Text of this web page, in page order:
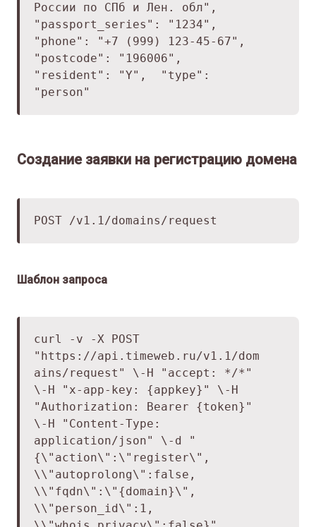
России по СПб и Лен. обл",
"passport_series": "1234",
"phone": "+7 (999) 123-45-67",
"postcode": "196006",
"resident": "Y",
"type":
"person"
Создание заявки на регистрацию домена
POST /v1.1/domains/request
Шаблон запроса
curl -v -X POST
" https://api.timeweb.ru/v1.1/dom
ains/request " \ -H "accept: */*"
\ -H "x-app-key: {appkey}" \ -H
"Authorization: Bearer {token}"
\ -H "Content-Type:
application/json" \ -d "
{\"action\":\"register\",
\\"autoprolong\":false,
\\"fqdn\":\"{domain}\",
\\"person_id\":1,